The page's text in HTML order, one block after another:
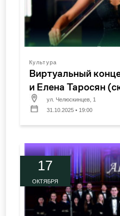
Культура
Виртуальный
и Елена Таросян
ул. Челюскинцев, 1
31.10.2025 • 19:00
17
ОКТЯБРЯ